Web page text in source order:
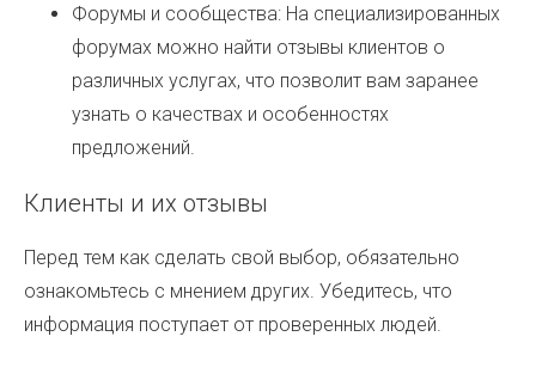
Форумы и сообщества: На специализированных
форумах можно найти отзывы клиентов о
различных услугах, что позволит вам заранее
узнать о качествах и особенностях
предложений.
Клиенты и их отзывы
Перед тем как сделать свой выбор, обязательно
ознакомьтесь с мнением других. Убедитесь, что
информация поступает от проверенных людей.